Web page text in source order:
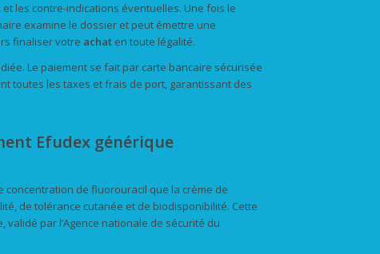
les contre-indications éventuelles. Une fois le
examine le dossier et peut émettre une
finaliser votre achat en toute légalité.
Le paiement se fait par carte bancaire sécurisée
toutes les taxes et frais de port, garantissant des
Efudex générique
concentration de fluorouracil que la crème de
de tolérance cutanée et de biodisponibilité. Cette
validé par l’Agence nationale de sécurité du